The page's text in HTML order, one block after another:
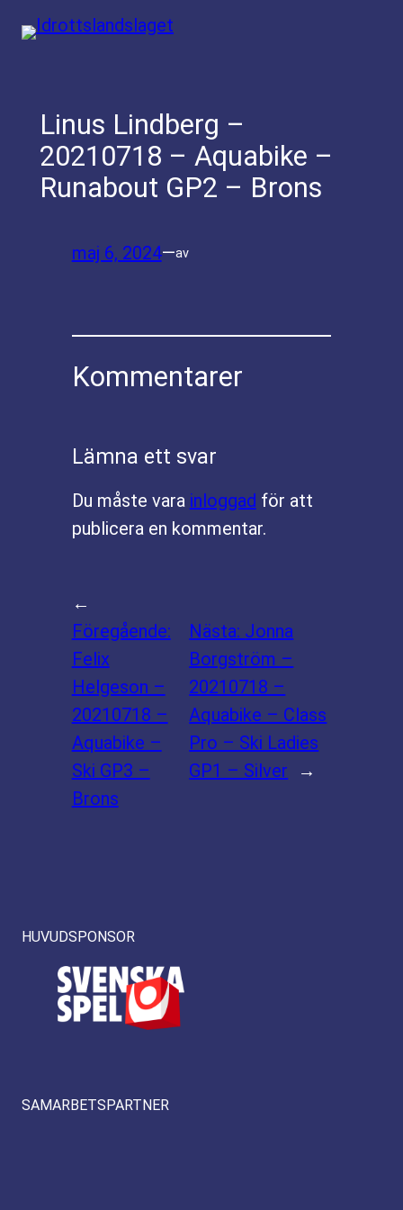
Hoppa
Linus Lindberg –
20210718 – Aquabike –
Runabout GP2 – Brons
maj 6, 2024—av
Kommentarer
Lämna ett svar
Du måste vara inloggad för att
publicera en kommentar.
←
Föregående:
Felix
Helgeson –
20210718 –
Aquabike –
Ski GP3 –
Brons
Nästa: Jonna
Borgström –
20210718 –
Aquabike – Class
Pro – Ski Ladies
GP1 – Silver
→
HUVUDSPONSOR
SAMARBETSPARTNER